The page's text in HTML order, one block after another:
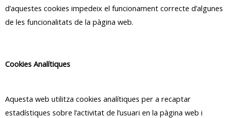
d’aquestes cookies impedeix el funcionament correcte d’algunes
de les funcionalitats de la pàgina web.
Cookies Analítiques
Aquesta web utilitza cookies analítiques per a recaptar
estadístiques sobre l’activitat de l’usuari en la pàgina web i